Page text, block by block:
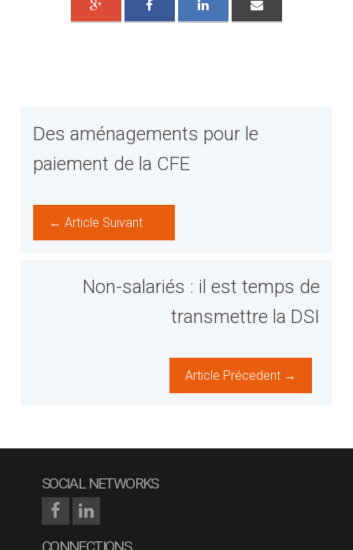
Des aménagements pour le
paiement de la CFE
← Article Suivant
Non-salariés : il est temps de
transmettre la DSI
Article Précedent →
SOCIAL NETWORKS